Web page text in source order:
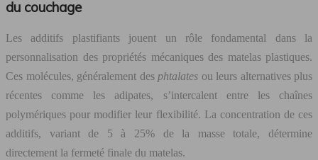
du couchage
Les additifs plastifiants jouent un rôle fondamental dans la
personnalisation des propriétés mécaniques des matelas plastiques.
Ces molécules, généralement des phtalates ou leurs alternatives plus
récentes comme les adipates, s’intercalent entre les chaînes
polymériques pour modifier leur flexibilité. La concentration de ces
additifs, variant de 5 à 25% de la masse totale, détermine
directement la fermeté finale du matelas.